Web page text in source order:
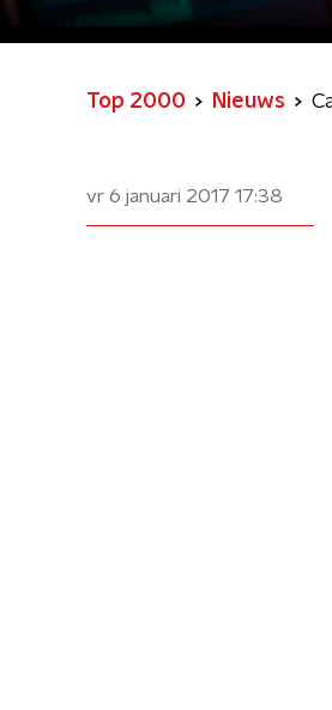
Top 2000 Nieuws
vr 6 januari 2017 17:38